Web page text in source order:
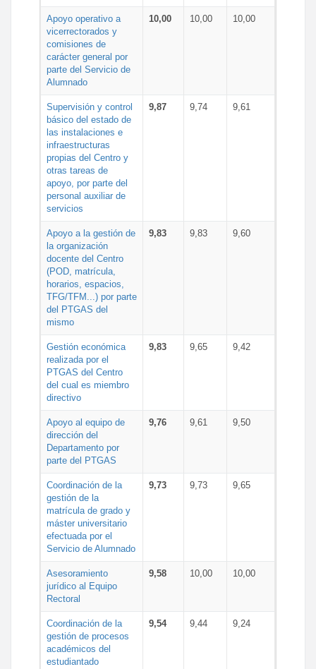
Apoyo operativo a
vicerrectorados y
comisiones de
carácter general por
parte del Servicio de
Alumnado
10,00 10,00 10,00
Supervisión y control
básico del estado de
las instalaciones e
infraestructuras
propias del Centro y
otras tareas de
apoyo, por parte del
personal auxiliar de
servicios
9,87 9,74 9,61
Apoyo a la gestión de
la organización
docente del Centro
(POD, matrícula,
horarios, espacios,
TFG/TFM...) por parte
del PTGAS del
mismo
9,83 9,83 9,60
Gestión económica
realizada por el
PTGAS del Centro
del cual es miembro
directivo
9,83 9,65 9,42
Apoyo al equipo de
dirección del
Departamento por
parte del PTGAS
9,76 9,61 9,50
Coordinación de la
gestión de la
matrícula de grado y
máster universitario
efectuada por el
Servicio de Alumnado
9,73 9,73 9,65
Asesoramiento
jurídico al Equipo
Rectoral
9,58 10,00 10,00
Coordinación de la
gestión de procesos
académicos del
estudiantado
9,54 9,44 9,24